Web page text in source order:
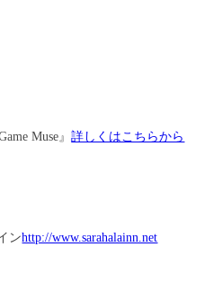
Muse』詳しくはこちらから
ンhttp://www.sarahalainn.net